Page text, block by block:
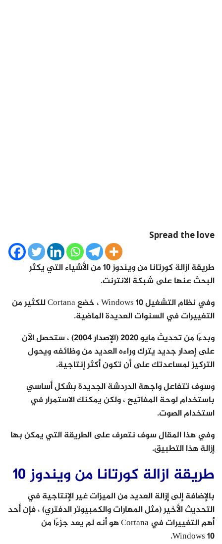
Spread the love
طريقة ازالة كورتانا من ويندوز 10 من الأشياء التي يكثر
البحث عنها على شبكة الانترنت.
وفي نظام التشغيل Windows 10 ، خضع Cortana للكثير من
التغييرات في السنوات العديدة الماضية.
وبدءًا من تحديث مايو 2020 (الإصدار 2004) ، ستحصل الآن
على إصدار جديد يترك وراءه العديد من وظائفه ويحول
التركيز لمساعدتك على أن تكون أكثر إنتاجية.
وسوف تتفاعل واجهة الدردشة الجديدة بشكل أساسي
باستخدام لوحة المفاتيح ، ولكن يمكنك الاستمرار في
استخدام الصوت.
وفي هذا المقال سوف نتعرف على الطريقة التي يمكن بها
إزالة هذا التطبيق.
طريقة ازالة كورتانا من ويندوز 10
بالإضافة إلى إزالة العديد من الميزات غير الإنتاجية في
التحديث الأخير (مثل المهارات والكمبيوتر الدفتري) ، فإن أحد
أهم التغييرات في Cortana هو أنه لم يعد جزءًا من
Windows 10.